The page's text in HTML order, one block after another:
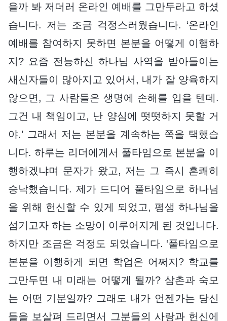
을까 봐 저더러 온라인 예배를 그만두라고 하셨
습니다. 저는 조금 걱정스러웠습니다. ‘온라인
예배를 참여하지 못하면 본분을 어떻게 이행하
지? 요즘 전능하신 하나님 사역을 받아들이는
새신자들이 많아지고 있어서, 내가 잘 양육하지
않으면, 그 사람들은 생명에 손해를 입을 텐데.
그건 내 책임이고, 난 양심에 떳떳하지 못할 거
야.’ 그래서 저는 본분을 계속하는 쪽을 택했습
니다. 하루는 리더에게서 풀타임으로 본분을 이
행하겠냐며 문자가 왔고, 저는 그 즉시 흔쾌히
승낙했습니다. 제가 드디어 풀타임으로 하나님
을 위해 헌신할 수 있게 되었고, 평생 하나님을
섬기고자 하는 소망이 이루어지게 된 것입니다.
하지만 조금은 걱정도 되었습니다. ‘풀타임으로
본분을 이행하게 되면 학업은 어쩌지? 학교를
그만두면 내 미래는 어떻게 될까? 삼촌과 숙모
는 어떤 기분일까? 그래도 내가 언젠가는 당신
들을 보살펴 드리면서 그분들의 사랑과 헌신에